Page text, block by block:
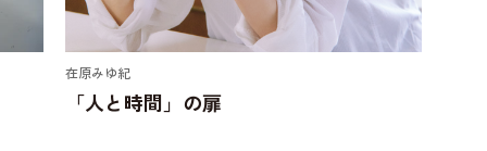
在原みゆ紀
「人と時間」の扉